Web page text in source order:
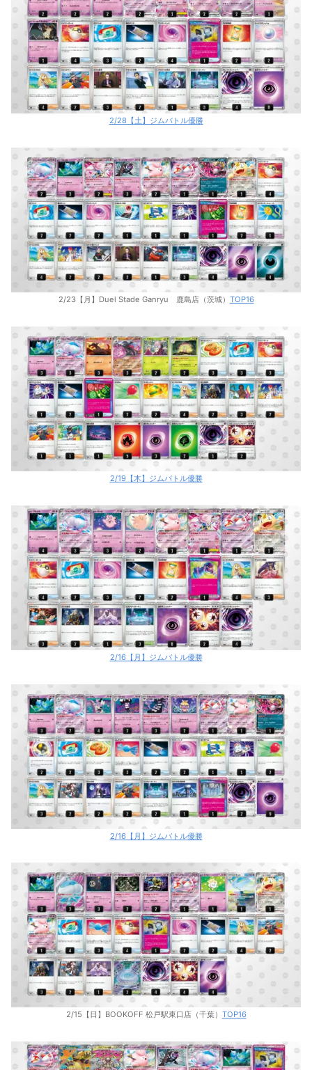
2/28【土】ジムバトル優勝
2/23【月】Duel Stade Ganryu 鹿島店（茨城） TOP16
2/19【木】ジムバトル優勝
2/16【月】ジムバトル優勝
2/16【月】ジムバトル優勝
2/15【日】BOOKOFF 松戸駅東口店（千葉） TOP16